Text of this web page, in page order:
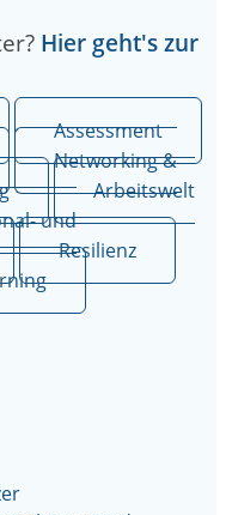
Hier geht's zur
Assessment
Networking &
Arbeitswelt
und
Resilienz